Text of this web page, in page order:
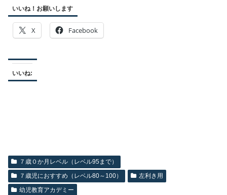
いいね！お願いします
X Facebook
いいね:
７歳０か月レベル（レベル95まで）
７歳児におすすめ（レベル80～100）
左利き用
幼児教育アカデミー